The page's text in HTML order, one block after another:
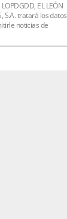
EL LEÓN
S.A. tratará los datos
noticias de